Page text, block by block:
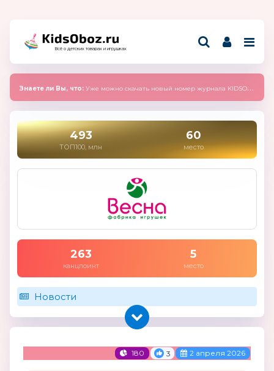
Всё о детских товарах и игрушках
Знаете ли Вы, что: Уже можно скачать новый номер журнала KIDSOBOZ 2025 (сентябрь)
493
ТОП100, млн
60
место
263
канцпоинт
5
место
Новости
180 3 2 апреля 2026